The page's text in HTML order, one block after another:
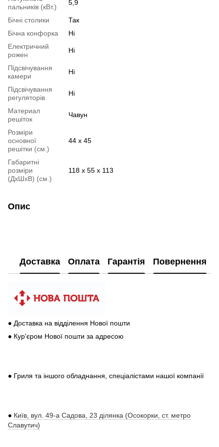
пальників (кВт.)
5,9
Бічні столики
Так
Бічна конфорка
Ні
Електричний
рожен
Ні
Підсвічування
камери
Ні
Підсвічування
регуляторів
Ні
Материал
решіток
Чавун
Розміри
основної
решітки (см.)
44 х 45
Габаритні
розміри
(ДхШхВ) (см.)
118 х 55 х 113
Опис
Доставка Оплата Гарантія Повернення
● Доставка на відділення Нової пошти
● Кур'єром Нової пошти за адресою
● Гриля та іншого обладнання, спеціалістами нашої компанії
● Київ, вул. 49-а Садова, 23 ділянка (Осокорки, ст. метро
Славутич)